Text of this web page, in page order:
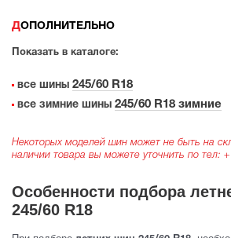
ДОПОЛНИТЕЛЬНО
Показать в каталоге:
все шины 245/60 R18
все зимние шины 245/60 R18 зимние
Некоторых моделей шин может не быть на
наличии товара вы можете уточнить по тел:
Особенности подбора
245/60 R18